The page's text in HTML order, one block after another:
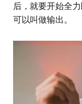
后，就要开始全
可以叫做输出。